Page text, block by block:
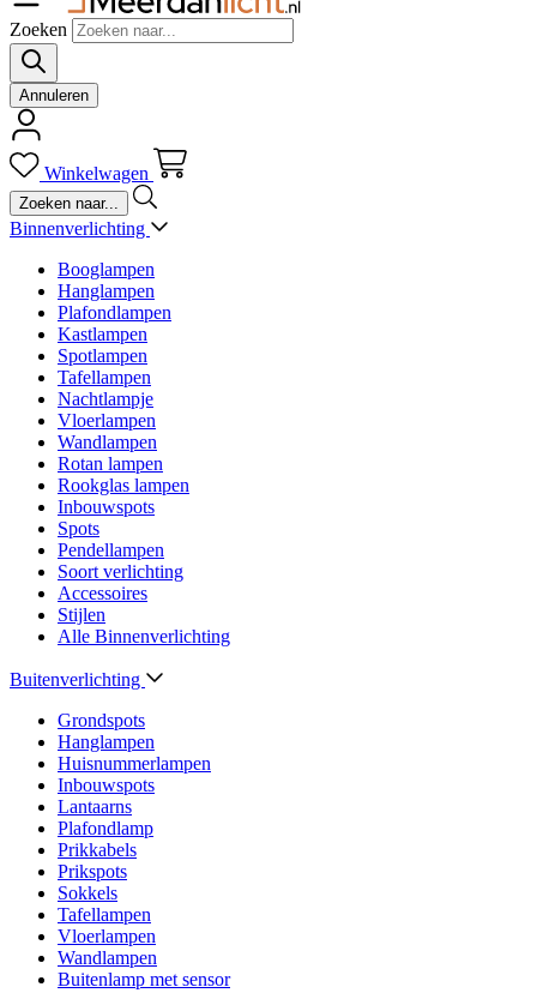
Zoeken
Annuleren
Winkelwagen
Binnenverlichting
Booglampen
Hanglampen
Plafondlampen
Kastlampen
Spotlampen
Tafellampen
Nachtlampje
Vloerlampen
Wandlampen
Rotan lampen
Rookglas lampen
Inbouwspots
Spots
Pendellampen
Soort verlichting
Accessoires
Stijlen
Alle Binnenverlichting
Buitenverlichting
Grondspots
Hanglampen
Huisnummerlampen
Inbouwspots
Lantaarns
Plafondlamp
Prikkabels
Prikspots
Sokkels
Tafellampen
Vloerlampen
Wandlampen
Buitenlamp met sensor